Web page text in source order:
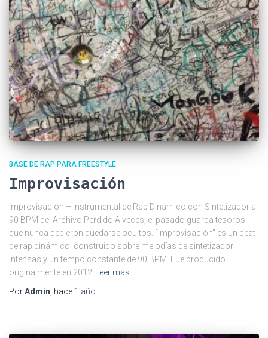
BASE DE RAP PARA FREESTYLE
Improvisación
Improvisación – Instrumental de Rap Dinámico con Sintetizador a
90 BPM del Archivo Perdido A veces, el pasado guarda tesoros
que nunca debieron quedarse ocultos. “Improvisación” es un beat
de rap dinámico, construido sobre melodías de sintetizador
intensas y un tempo constante de 90 BPM. Fue producido
originalmente en 2012 Leer más
PorAdmin, hace 1 año